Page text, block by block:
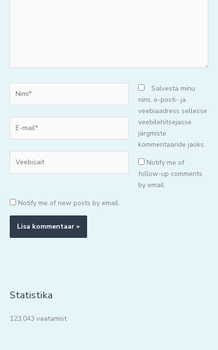
mail*
Salvesta minu
nimi, e-posti- ja
veebiaadress sellesse
veebilehitsejasse
järgmiste
kommentaaride jaoks.
Notify me of
follow-up comments
by email.
Notify me of new posts by email.
Statistika
123,043 vaatamist